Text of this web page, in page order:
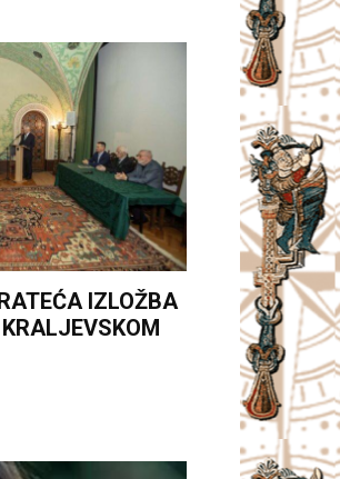
IZLOŽBA
KRALJEVSKOM